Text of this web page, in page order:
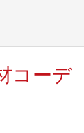
コーデ